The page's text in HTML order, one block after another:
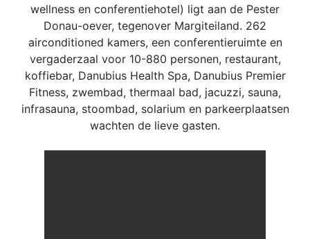
wellness en conferentiehotel) ligt aan de Pester
Donau-oever, tegenover Margiteiland. 262
airconditioned kamers, een conferentieruimte en
vergaderzaal voor 10-880 personen, restaurant,
koffiebar, Danubius Health Spa, Danubius Premier
Fitness, zwembad, thermaal bad, jacuzzi, sauna,
infrasauna, stoombad, solarium en parkeerplaatsen
wachten de lieve gasten.